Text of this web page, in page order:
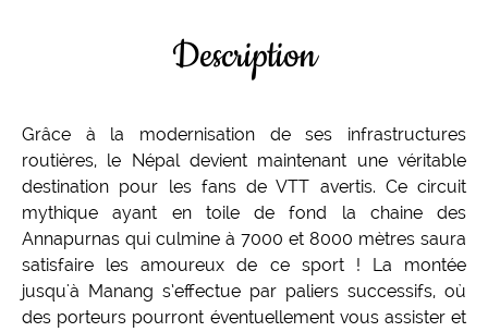
Description
Grâce à la modernisation de ses infrastructures
routières, le Népal devient maintenant une véritable
destination pour les fans de VTT avertis. Ce circuit
mythique ayant en toile de fond la chaine des
Annapurnas qui culmine à 7000 et 8000 mètres saura
satisfaire les amoureux de ce sport ! La montée
jusqu'à Manang s’effectue par paliers successifs, où
des porteurs pourront éventuellement vous assister et